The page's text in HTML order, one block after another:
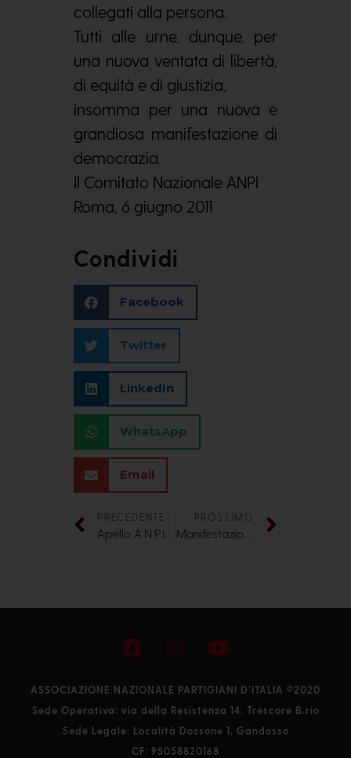
collegati alla persona.
Tutti alle urne, dunque, per
una nuova ventata di libertà,
di equità e di giustizia,
insomma per una nuova e
grandiosa manifestazione di
democrazia.
Il Comitato Nazionale ANPI
Roma, 6 giugno 2011
Condividi
Facebook
Twitter
LinkedIn
WhatsApp
Email
PRECEDENTE PROSSIMO
ASSOCIAZIONE NAZIONALE PARTIGIANI D’ITALIA ©2020
Sede Operativa: via della Resistenza 14, Trescore B.rio
Sede Legale: Località Dossone 1, Gandosso
CF: 95058820168